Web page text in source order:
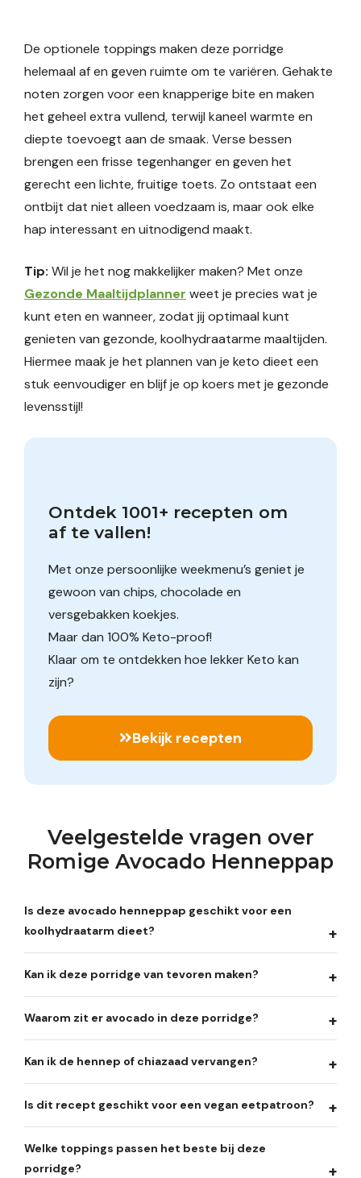
De optionele toppings maken deze porridge
helemaal af en geven ruimte om te variëren. Gehakte
noten zorgen voor een knapperige bite en maken
het geheel extra vullend, terwijl kaneel warmte en
diepte toevoegt aan de smaak. Verse bessen
brengen een frisse tegenhanger en geven het
gerecht een lichte, fruitige toets. Zo ontstaat een
ontbijt dat niet alleen voedzaam is, maar ook elke
hap interessant en uitnodigend maakt.
Tip: Wil je het nog makkelijker maken? Met onze
Gezonde Maaltijdplanner weet je precies wat je
kunt eten en wanneer, zodat jij optimaal kunt
genieten van gezonde, koolhydraatarme maaltijden.
Hiermee maak je het plannen van je keto dieet een
stuk eenvoudiger en blijf je op koers met je gezonde
levensstijl!
Ontdek 1001+ recepten om
af te vallen!
Met onze persoonlijke weekmenu’s geniet je
gewoon van chips, chocolade en
versgebakken koekjes.
Maar dan 100% Keto-proof!
Klaar om te ontdekken hoe lekker Keto kan
zijn?
Bekijk recepten
Veelgestelde vragen over
Romige Avocado Henneppap
Is deze avocado henneppap geschikt voor een
koolhydraatarm dieet?
Kan ik deze porridge van tevoren maken?
Waarom zit er avocado in deze porridge?
Kan ik de hennep of chiazaad vervangen?
Is dit recept geschikt voor een vegan eetpatroon?
Welke toppings passen het beste bij deze
porridge?